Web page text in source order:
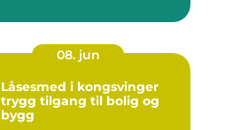
08. jun
Låsesmed i kongsvinger
trygg tilgang til bolig og
bygg